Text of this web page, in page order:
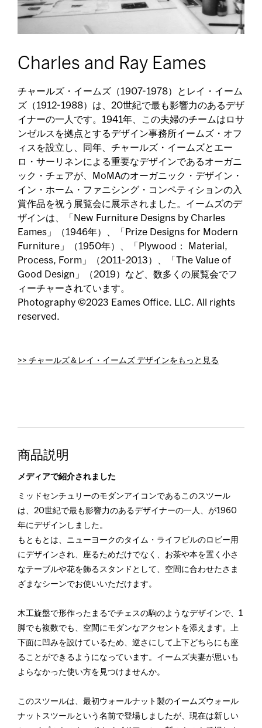
Charles and Ray Eames
チャールズ・イームズ（1907-1978）とレイ・イーム
ズ（1912-1988）は、20世紀で最も影響力のあるデザ
イナーの一人です。1941年、この夫婦のチームはロサ
ンゼルスを拠点とするデザイン事務所イームズ・オフ
ィスを設立し、同年、チャールズ・イームズとエー
ロ・サーリネンによる重要なデザインであるオーガニ
ック・チェアが、MoMAのオーガニック・デザイン・
イン・ホーム・ファニシング・コンペティションの入
賞作品を祝う展覧会に展示されました。イームズのデ
ザインは、「New Furniture Designs by Charles
Eames」（1946年）、「Prize Designs for Modern
Furniture」（1950年）、「Plywood： Material,
Process, Form」（2011-2013）、「The Value of
Good Design」（2019）など、数多くの展覧会でフ
ィーチャーされています。
Photography ©2023 Eames Office. LLC. All rights
reserved.
>> チャールズ＆レイ・イームズ デザインをもっと見る
商品説明
メディアで紹介されました
ミッドセンチュリーのモダンアイコンであるこのスツール
は、20世紀で最も影響力のあるデザイナーの一人、が1960
年にデザインしました。
もともとは、ニューヨークのタイム・ライフビルのロビー用
にデザインされ、座るためだけでなく、お茶や本を置く小さ
なテーブルや花を飾るスタンドとして、空間に合わせたさま
ざまなシーンでお使いいただけます。
木工旋盤で形作ったまるでチェスの駒のようなデザインで、1
脚でも複数でも、空間にモダンなアクセントを添えます。上
下面に凹みを設けているため、逆さにして上下どちらにも座
ることができるようになっています。イームズ夫妻が思いも
よらなかった使い方を見つけませんか。
このスツールは、最初ウォールナット製のイームズウォール
ナットスツールという名前で登場しましたが、現在は新しい